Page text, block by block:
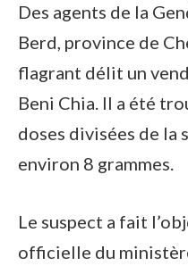
Des agents de la
Berd, province de
flagrant délit un
Beni Chia. Il a été
doses divisées de la
environ 8 grammes.
Le suspect a fait
officielle du